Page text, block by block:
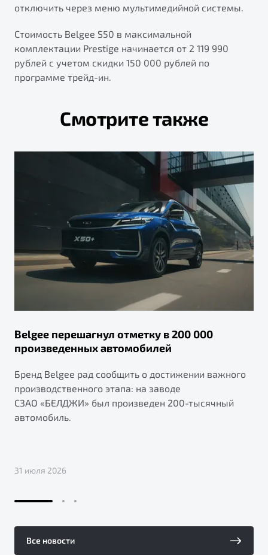
отключить через меню мультимедийной системы.
Стоимость Belgee S50 в максимальной
комплектации Prestige начинается от 2 119 990
рублей с учетом скидки 150 000 рублей по
программе трейд-ин.
Смотрите также
Belgee перешагнул отметку в 200 000
произведенных автомобилей
Бренд Belgee рад сообщить о достижении важного
производственного этапа: на заводе
СЗАО «БЕЛДЖИ» был произведен 200-тысячный
автомобиль.
31 июля 2026
Все новости